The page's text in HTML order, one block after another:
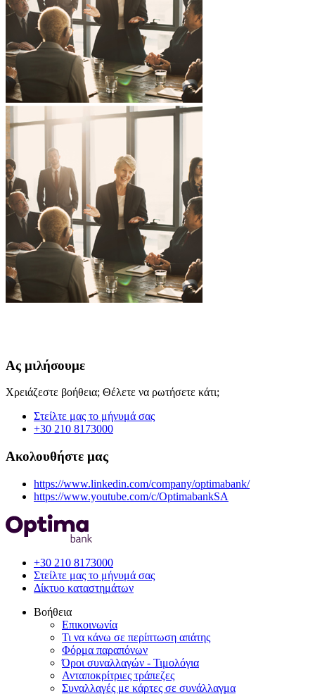
Ας μιλήσουμε
Χρειάζεστε βοήθεια; Θέλετε να ρωτήσετε κάτι;
Στείλτε μας το μήνυμά σας
+30 210 8173000
Ακολουθήστε μας
https://www.linkedin.com/company/optimabank/
https://www.youtube.com/c/OptimabankSA
+30 210 8173000
Στείλτε μας το μήνυμά σας
Δίκτυο καταστημάτων
Βοήθεια
Επικοινωνία
Τι να κάνω σε περίπτωση απάτης
Φόρμα παραπόνων
Όροι συναλλαγών - Τιμολόγια
Ανταποκρίτριες τράπεζες
Συναλλαγές με κάρτες σε συνάλλαγμα